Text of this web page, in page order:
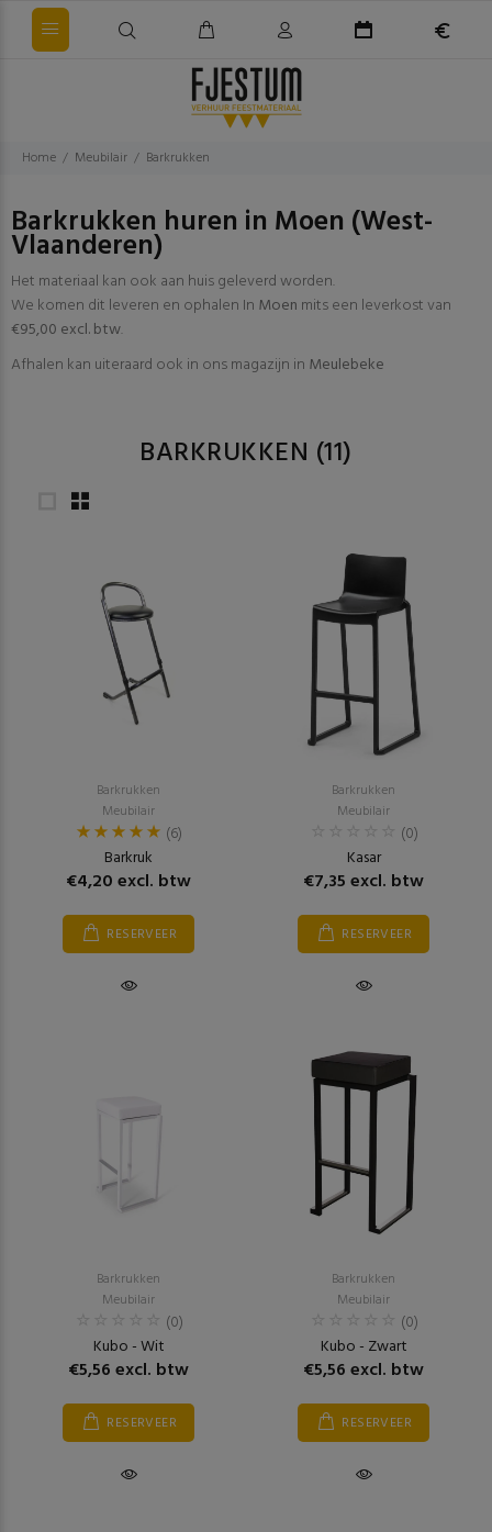
Home Meubilair Barkrukken
Barkrukken huren in Moen (West-
Vlaanderen)
Het materiaal kan ook aan huis geleverd worden.
We komen dit leveren en ophalen In Moen mits een leverkost van
€95,00 excl. btw.
Afhalen kan uiteraard ook in ons magazijn in Meulebeke
BARKRUKKEN (11)
Barkrukken
Meubilair
(6)
Barkruk
€4,20 excl. btw
RESERVEER
Barkrukken
Meubilair
(0)
Kasar
€7,35 excl. btw
RESERVEER
Barkrukken
Meubilair
(0)
Kubo - Wit
€5,56 excl. btw
RESERVEER
Barkrukken
Meubilair
(0)
Kubo - Zwart
€5,56 excl. btw
RESERVEER